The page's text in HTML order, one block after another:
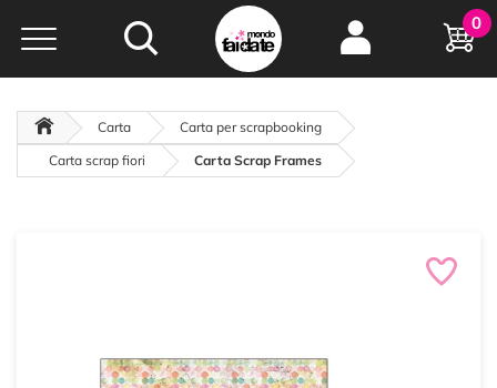
Hobby e
creatività...
oltre 15 anni online
0
Carta
Carta per scrapbooking
Carta scrap fiori
Carta Scrap Frames